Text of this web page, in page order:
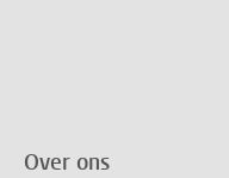
Over ons